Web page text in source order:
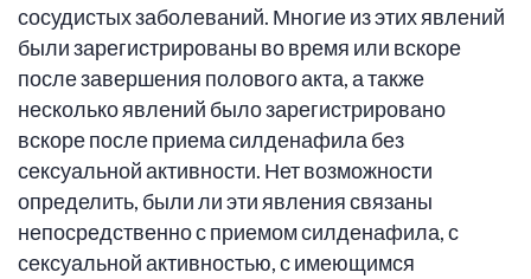
сосудистых заболеваний. Многие из этих явлений
были зарегистрированы во время или вскоре
после завершения полового акта, а также
несколько явлений было зарегистрировано
вскоре после приема силденафила без
сексуальной активности. Нет возможности
определить, были ли эти явления связаны
непосредственно с приемом силденафила, с
сексуальной активностью, с имеющимся